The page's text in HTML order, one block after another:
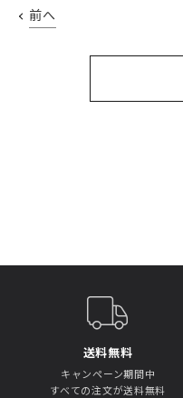
前へ
送料無料
キャンペーン期間中
すべての注文が送料無料